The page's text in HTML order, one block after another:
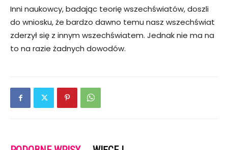
Inni naukowcy, badając teorię wszechświatów, doszli
do wniosku, że bardzo dawno temu nasz wszechświat
zderzył się z innym wszechświatem. Jednak nie ma na
to na razie żadnych dowodów.